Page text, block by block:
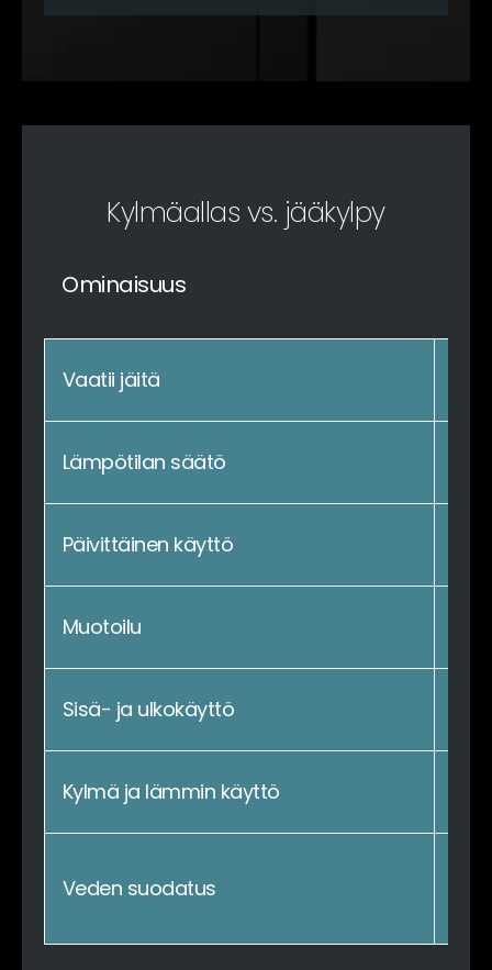
Kylmäallas vs. jääkylpy
Ominaisuus
Vaatii jäitä
Lämpötilan säätö
Päivittäinen käyttö
Muotoilu
Sisä- ja ulkokäyttö
Kylmä ja lämmin käyttö
Veden suodatus